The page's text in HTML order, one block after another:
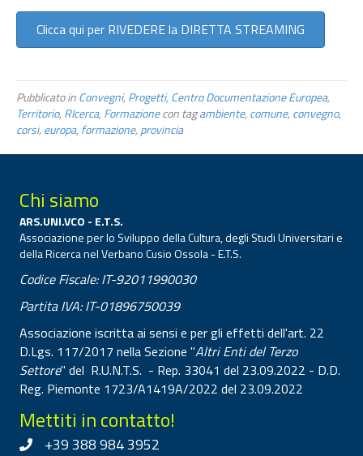
Clicca qui per RIVEDERE la DIRETTA STREAMING
Pubblicato inConvegni,Progetti,Centro Documentazione Europea,
Territorio,RIcerca,Formazionecon tagambiente,comune,convegno,
corsi,europa,formazione,provincia
Chi siamo
ARS.UNI.VCO - E.T.S.
Associazione per lo Sviluppo della Cultura, degli Studi Universitari e
della Ricerca nel Verbano Cusio Ossola - E.T.S.
Codice Fiscale: IT-92011990030
Partita IVA: IT-01896750039
Associazione iscritta ai sensi e per gli effetti dell'art. 22
D.Lgs. 117/2017 nella Sezione "Altri Enti del Terzo
Settore" del R.U.N.T.S. - Rep. 33041 del 23.09.2022 - D.D.
Reg. Piemonte 1723/A1419A/2022 del 23.09.2022
Mettiti in contatto!
+39 388 984 3952